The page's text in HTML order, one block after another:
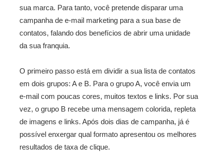
sua marca. Para tanto, você pretende disparar uma
campanha de e-mail marketing para a sua base de
contatos, falando dos benefícios de abrir uma unidade
da sua franquia.
O primeiro passo está em dividir a sua lista de contatos
em dois grupos: A e B. Para o grupo A, você envia um
e-mail com poucas cores, muitos textos e links. Por sua
vez, o grupo B recebe uma mensagem colorida, repleta
de imagens e links. Após dois dias de campanha, já é
possível enxergar qual formato apresentou os melhores
resultados de taxa de clique.